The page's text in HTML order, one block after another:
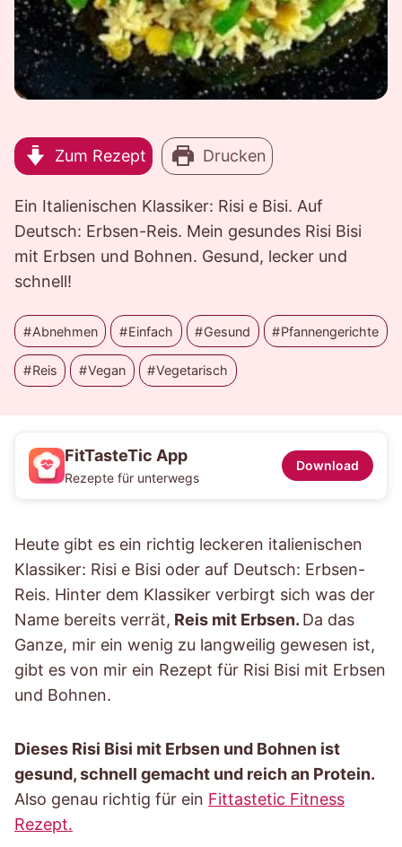
Zum Rezept Drucken
Ein Italienischen Klassiker: Risi e Bisi. Auf
Deutsch: Erbsen-Reis. Mein gesundes Risi Bisi
mit Erbsen und Bohnen. Gesund, lecker und
schnell!
Abnehmen Einfach Gesund Pfannengerichte
Reis Vegan Vegetarisch
FitTasteTic App
Rezepte für unterwegs
Download
Heute gibt es ein richtig leckeren italienischen
Klassiker: Risi e Bisi oder auf Deutsch: Erbsen-
Reis. Hinter dem Klassiker verbirgt sich was der
Name bereits verrät, Reis mit Erbsen. Da das
Ganze, mir ein wenig zu langweilig gewesen ist,
gibt es von mir ein Rezept für Risi Bisi mit Erbsen
und Bohnen.
Dieses Risi Bisi mit Erbsen und Bohnen ist
gesund, schnell gemacht und reich an Protein.
Also genau richtig für ein Fittastetic Fitness
Rezept.